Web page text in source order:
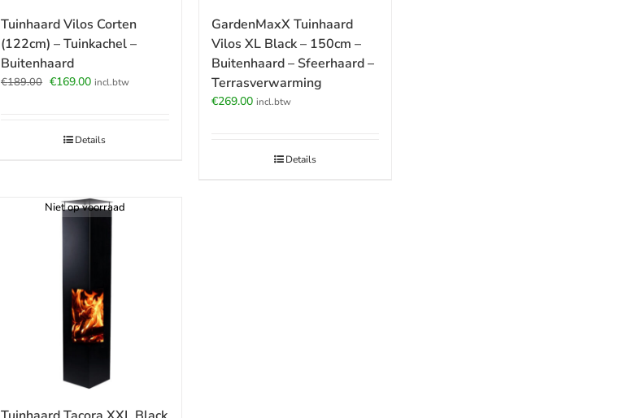
Tuinhaard Vilos Corten
(122cm) – Tuinkachel –
Buitenhaard
€189.00 Oorspronkelijke
€189.00.
€169.00Huidige
€169.00.
incl.btw
Details
GardenMaxX Tuinhaard
Vilos XL Black – 150cm –
Buitenhaard – Sfeerhaard –
Terrasverwarming
€269.00 incl.btw
Details
Niet op voorraad